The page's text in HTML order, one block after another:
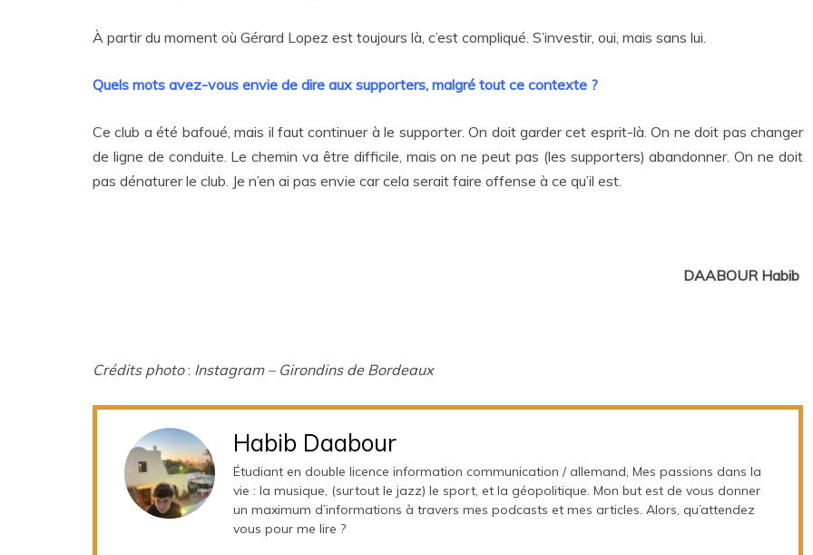
À partir du moment où Gérard Lopez est toujours là, c’est compliqué. S’investir, oui, mais sans lui.
Quels mots avez-vous envie de dire aux supporters, malgré tout ce contexte ?
Ce club a été bafoué, mais il faut continuer à le supporter. On doit garder cet esprit-là. On ne doit pas changer
de ligne de conduite. Le chemin va être difficile, mais on ne peut pas (les supporters) abandonner. On ne doit
pas dénaturer le club. Je n’en ai pas envie car cela serait faire offense à ce qu’il est.
DAABOUR Habib
Crédits photo: Instagram – Girondins de Bordeaux
Habib Daabour
Étudiant en double licence information communication / allemand, Mes passions dans la
vie : la musique, (surtout le jazz) le sport, et la géopolitique. Mon but est de vous donner
un maximum d’informations à travers mes podcasts et mes articles. Alors, qu’attendez
vous pour me lire ?